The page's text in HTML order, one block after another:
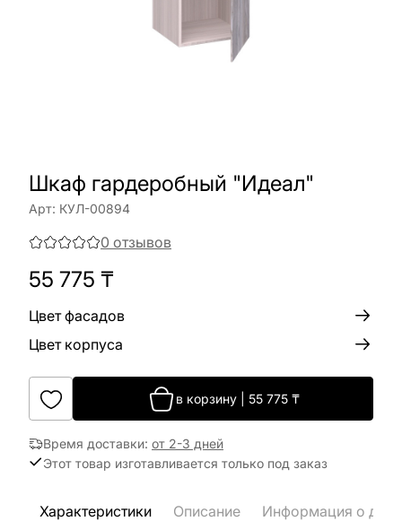
Шкаф гардеробный "Идеал"
Арт: КУЛ-00894
0 отзывов
55 775 ₸
Цвет фасадов
Цвет корпуса
в корзину| 55 775₸
Время доставки: от 2-3 дней
Этот товар изготавливается только под заказ
Характеристики Описание Информация о